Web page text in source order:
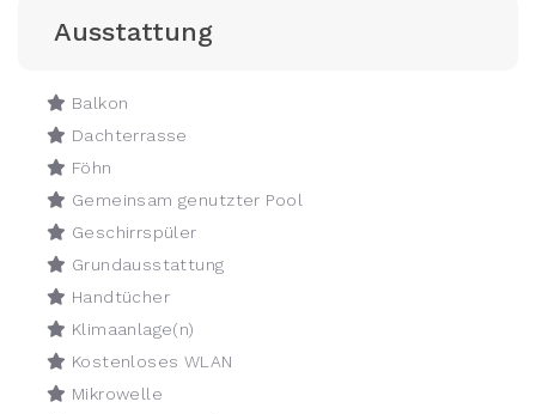
Ausstattung
Balkon
Dachterrasse
Föhn
Gemeinsam genutzter Pool
Geschirrspüler
Grundausstattung
Handtücher
Klimaanlage(n)
Kostenloses WLAN
Mikrowelle